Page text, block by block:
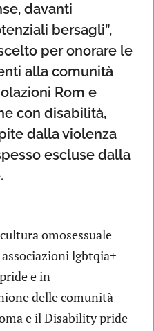
davanti
bersagli”,
per onorare le
alla comunità
Rom e
con disabilità,
dalla violenza
escluse dalla
omosessuale
lgbtqia+
e in
delle comunità
e il Disability pride